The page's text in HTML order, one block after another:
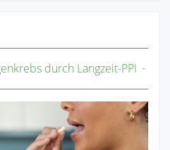
durch Langzeit-PPI